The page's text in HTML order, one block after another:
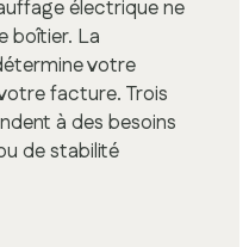
électrique ne
boîtier. La
votre
facture. Trois
à des besoins
de stabilité